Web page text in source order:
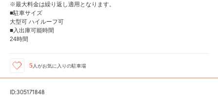
※最大料金は繰り返し適用となります。
■駐車サイズ
大型可 ハイルーフ可
■入出庫可能時間
24時間
5 人がお気に入りの駐車場
ID:305171848